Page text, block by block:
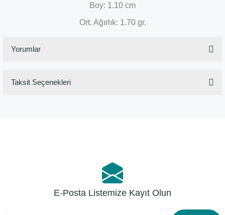
Boy: 1.10 cm
Ort. Ağırlık: 1.70 gr.
Yorumlar
Taksit Seçenekleri
E-Posta Listemize Kayıt Olun